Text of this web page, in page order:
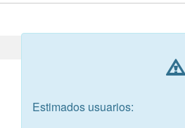
Estimados usuarios: